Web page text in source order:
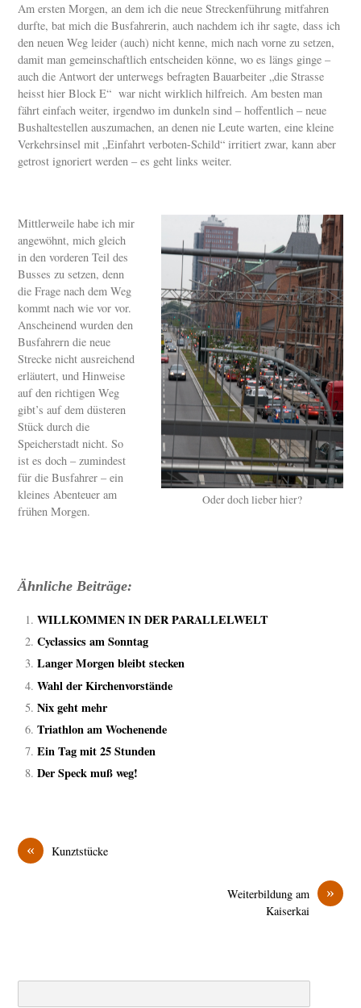
Am ersten Morgen, an dem ich die neue Streckenführung mitfahren
durfte, bat mich die Busfahrerin, auch nachdem ich ihr sagte, dass ich
den neuen Weg leider (auch) nicht kenne, mich nach vorne zu setzen,
damit man gemeinschaftlich entscheiden könne, wo es längs ginge –
auch die Antwort der unterwegs befragten Bauarbeiter „die Strasse
heisst hier Block E“ war nicht wirklich hilfreich. Am besten man
fährt einfach weiter, irgendwo im dunkeln sind – hoffentlich – neue
Bushaltestellen auszumachen, an denen nie Leute warten, eine kleine
Verkehrsinsel mit „Einfahrt verboten-Schild“ irritiert zwar, kann aber
getrost ignoriert werden – es geht links weiter.
Oder doch lieber hier?
Mittlerweile habe ich mir
angewöhnt, mich gleich
in den vorderen Teil des
Busses zu setzen, denn
die Frage nach dem Weg
kommt nach wie vor vor.
Anscheinend wurden den
Busfahrern die neue
Strecke nicht ausreichend
erläutert, und Hinweise
auf den richtigen Weg
gibt’s auf dem düsteren
Stück durch die
Speicherstadt nicht. So
ist es doch – zumindest
für die Busfahrer – ein
kleines Abenteuer am
frühen Morgen.
Ähnliche Beiträge:
WILLKOMMEN IN DER PARALLELWELT
Cyclassics am Sonntag
Langer Morgen bleibt stecken
Wahl der Kirchenvorstände
Nix geht mehr
Triathlon am Wochenende
Ein Tag mit 25 Stunden
Der Speck muß weg!
« Kunztstücke
»
Weiterbildung am
Kaiserkai